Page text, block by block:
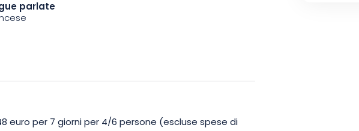
di affitto di chalet più adatto a voi. Potete scegliere
35 m². Lo chalet per 6-8 persone offre 60 m² di spazio,
una zona montagna e un bagno privato. Entrambi
bagno con doccia e di una toilette separata.
parlate
euro per 7 giorni per 4/6 persone (escluse spese di